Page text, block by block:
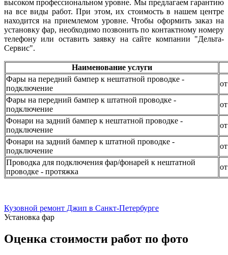
высоком профессиональном уровне. Мы предлагаем гарантию
на все виды работ. При этом, их стоимость в нашем центре
находится на приемлемом уровне. Чтобы оформить заказ на
установку фар, необходимо позвонить по контактному номеру
телефону или оставить заявку на сайте компании "Дельта-
Сервис".
Наименование услуги
Фары на передний бампер к нештатной проводке -
подключение
Фары на передний бампер к штатной проводке -
подключение
Фонари на задний бампер к нештатной проводке -
подключение
Фонари на задний бампер к штатной проводке -
подключение
Проводка для подключения фар/фонарей к нештатной
проводке - протяжка
Кузовной ремонт Джип в Санкт-Петербурге
Установка фар
Оценка стоимости работ по фото